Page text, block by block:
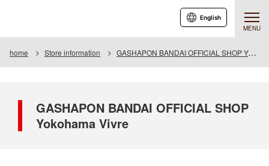
MENU
English
home Store information GASHAPON BANDAI OFFICIAL SHOP Yokohama Vivre
GASHAPON BANDAI OFFICIAL SHOP
Yokohama Vivre